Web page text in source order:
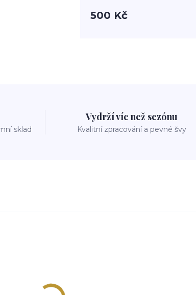
500 Kč
sklad
Vydrží víc než sezónu
Kvalitní zpracování a pevné švy